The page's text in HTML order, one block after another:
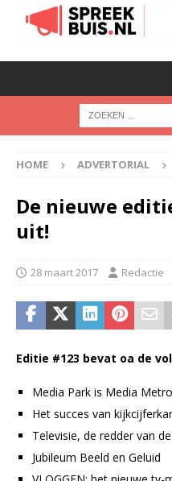
HOME ADVERTORIAL
De nieuwe
uit!
28 maart 2017 Redactie
Editie #123 bevat oa de
Media Park is Media
Het succes van
Televisie, de redder van
Jubileum Beeld en Geluid